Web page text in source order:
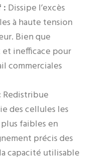
: Dissipe l’excès
à haute tension
Bien que
inefficace pour
commerciales
Redistribue
des cellules les
faibles en
précis des
capacité utilisable